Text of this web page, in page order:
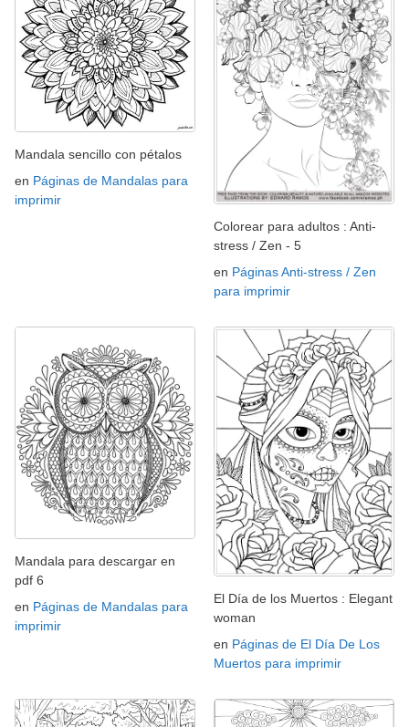
Mandala sencillo con pétalos
en Páginas de Mandalas para
imprimir
Colorear para adultos : Anti-
stress / Zen - 5
en Páginas Anti-stress / Zen
para imprimir
Mandala para descargar en
pdf 6
en Páginas de Mandalas para
imprimir
El Día de los Muertos : Elegant
woman
en Páginas de El Día De Los
Muertos para imprimir